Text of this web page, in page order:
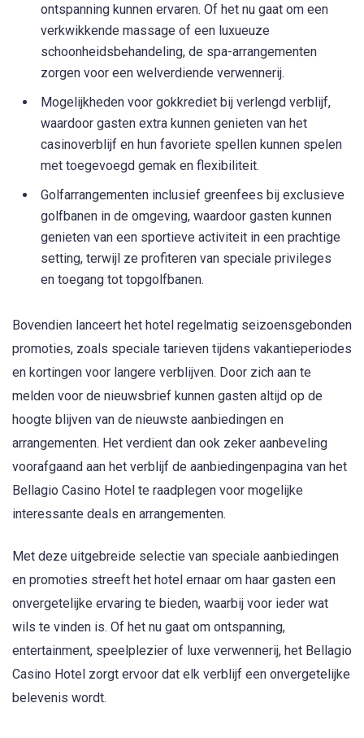
ontspanning kunnen ervaren. Of het nu gaat om een
verkwikkende massage of een luxueuze
schoonheidsbehandeling, de spa-arrangementen
zorgen voor een welverdiende verwennerij.
Mogelijkheden voor gokkrediet bij verlengd verblijf,
waardoor gasten extra kunnen genieten van het
casinoverblijf en hun favoriete spellen kunnen spelen
met toegevoegd gemak en flexibiliteit.
Golfarrangementen inclusief greenfees bij exclusieve
golfbanen in de omgeving, waardoor gasten kunnen
genieten van een sportieve activiteit in een prachtige
setting, terwijl ze profiteren van speciale privileges
en toegang tot topgolfbanen.
Bovendien lanceert het hotel regelmatig seizoensgebonden
promoties, zoals speciale tarieven tijdens vakantieperiodes
en kortingen voor langere verblijven. Door zich aan te
melden voor de nieuwsbrief kunnen gasten altijd op de
hoogte blijven van de nieuwste aanbiedingen en
arrangementen. Het verdient dan ook zeker aanbeveling
voorafgaand aan het verblijf de aanbiedingenpagina van het
Bellagio Casino Hotel te raadplegen voor mogelijke
interessante deals en arrangementen.
Met deze uitgebreide selectie van speciale aanbiedingen
en promoties streeft het hotel ernaar om haar gasten een
onvergetelijke ervaring te bieden, waarbij voor ieder wat
wils te vinden is. Of het nu gaat om ontspanning,
entertainment, speelplezier of luxe verwennerij, het Bellagio
Casino Hotel zorgt ervoor dat elk verblijf een onvergetelijke
belevenis wordt.